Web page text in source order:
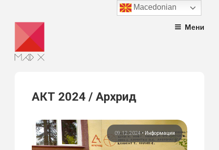
content
Мени
АКТ 2024 / Архрид
09.12.2024• Информации
Macedonian